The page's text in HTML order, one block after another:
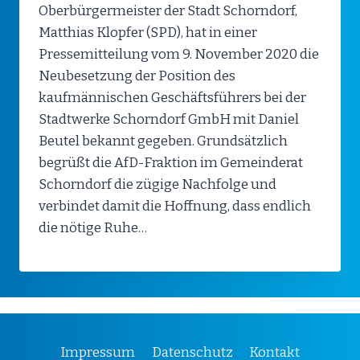
Oberbürgermeister der Stadt Schorndorf,
Matthias Klopfer (SPD), hat in einer
Pressemitteilung vom 9. November 2020 die
Neubesetzung der Position des
kaufmännischen Geschäftsführers bei der
Stadtwerke Schorndorf GmbH mit Daniel
Beutel bekannt gegeben. Grundsätzlich
begrüßt die AfD-Fraktion im Gemeinderat
Schorndorf die zügige Nachfolge und
verbindet damit die Hoffnung, dass endlich
die nötige Ruhe…
Impressum Datenschutz Kontakt